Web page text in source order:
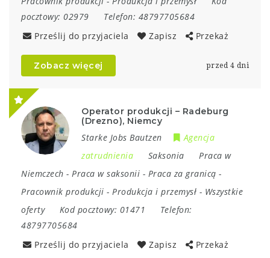
pocztowy: 02979 Telefon: 48797705684
Prześlij do przyjaciela
Zapisz Przekaż
Zobacz więcej przed 4 dni
Operator produkcji – Radeburg
(Drezno), Niemcy
Starke Jobs Bautzen
Agencja
zatrudnienia
Saksonia
Praca w
Niemczech - Praca w saksonii - Praca za granicą -
Pracownik produkcji - Produkcja i przemysł - Wszystkie
oferty
Kod pocztowy: 01471
Telefon:
48797705684
Prześlij do przyjaciela
Zapisz Przekaż